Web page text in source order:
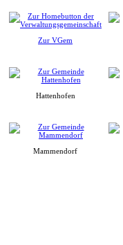
Zur VGem
Hattenhofen
Mammendorf